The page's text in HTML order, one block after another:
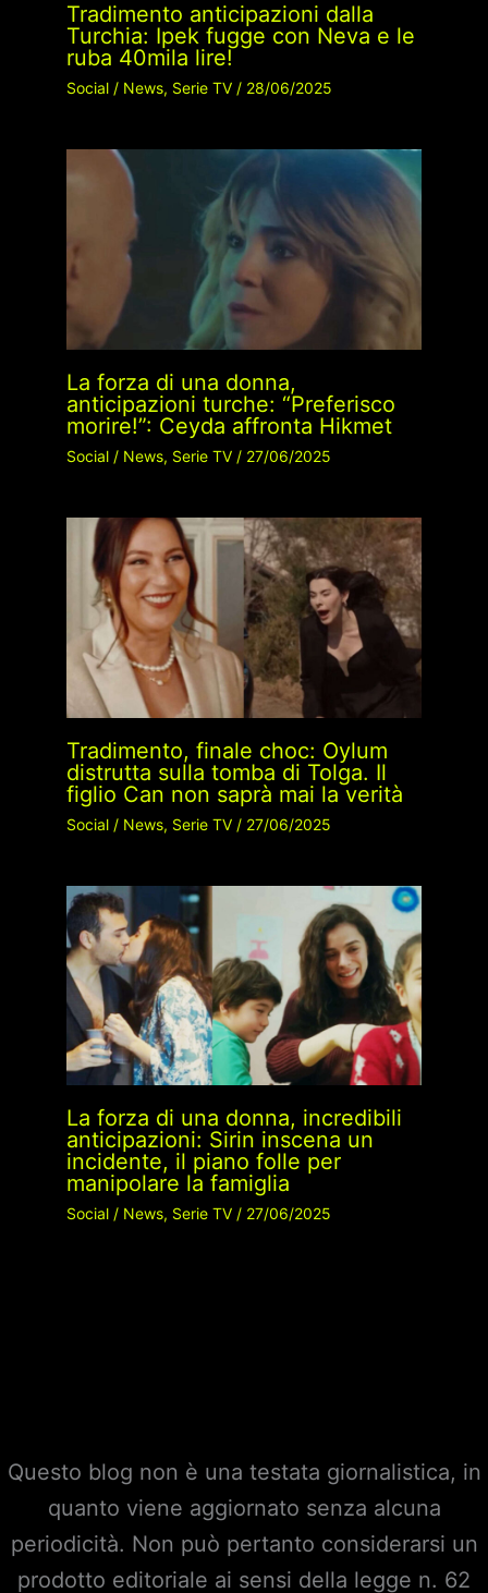
Tradimento anticipazioni dalla
Turchia: Ipek fugge con Neva e le
ruba 40mila lire!
Social/ News, Serie TV/ 28/06/2025
La forza di una donna,
anticipazioni turche: “Preferisco
morire!”: Ceyda affronta Hikmet
Social/ News, Serie TV/ 27/06/2025
Tradimento, finale choc: Oylum
distrutta sulla tomba di Tolga. Il
figlio Can non saprà mai la verità
Social/ News, Serie TV/ 27/06/2025
La forza di una donna, incredibili
anticipazioni: Sirin inscena un
incidente, il piano folle per
manipolare la famiglia
Social/ News, Serie TV/ 27/06/2025
Questo blog non è una testata giornalistica, in
quanto viene aggiornato senza alcuna
periodicità. Non può pertanto considerarsi un
prodotto editoriale ai sensi della legge n. 62